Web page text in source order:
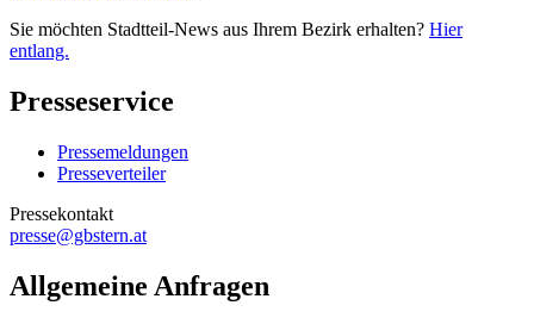
Sie möchten Stadtteil-News aus Ihrem Bezirk erhalten? Hier
entlang.
Presseservice
Pressemeldungen
Presseverteiler
Pressekontakt
presse@gbstern.at
Allgemeine Anfragen